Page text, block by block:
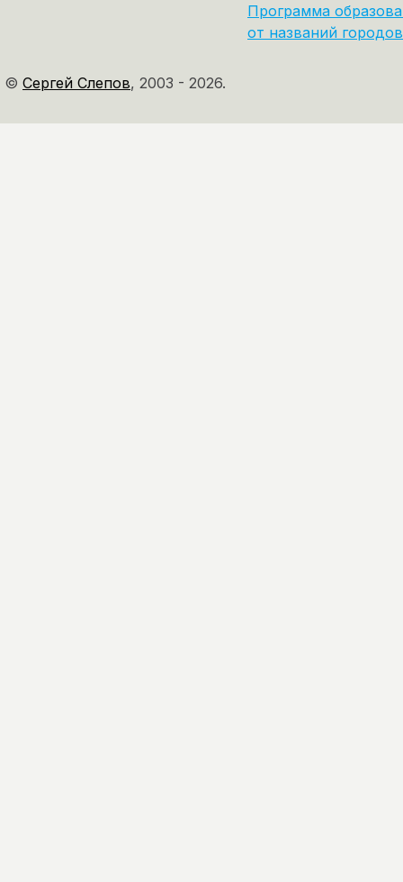
Программа
от названий
© Сергей Слепов, 2003 - 2026.